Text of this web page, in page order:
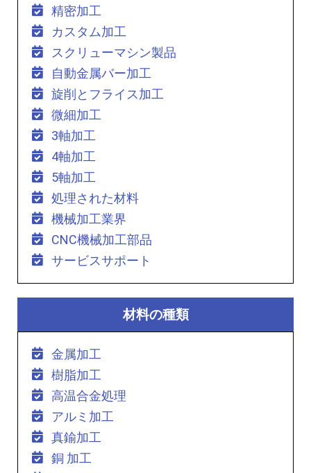
精密加工
カスタム加工
スクリューマシン製品
自動金属バー加工
旋削とフライス加工
微細加工
3軸加工
4軸加工
5軸加工
処理された材料
機械加工業界
CNC機械加工部品
サービスサポート
材料の種類
金属加工
樹脂加工
高温合金処理
アルミ加工
真鍮加工
銅 加工